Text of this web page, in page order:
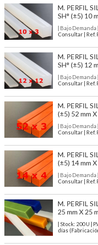
M. PERFIL
SH° (±5) 10
| Bajo Demanda
Consultar | Ref.
M. PERFIL
SH° (±5) 12
| Bajo Demanda
Consultar | Ref.
M. PERFIL
(±5) 52 mm X
| Bajo Demanda
Consultar | Ref.
M. PERFIL
(±5) 14 mm X
| Bajo Demanda
Consultar | Ref.
M. PERFIL
25 mm X 25
| Stock: 200 U |
días